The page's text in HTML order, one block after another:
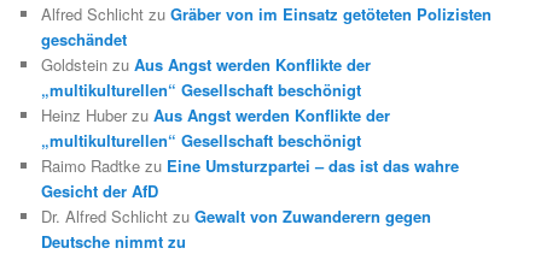
Alfred Schlicht zuGräber von im Einsatz getöteten Polizisten
geschändet
Goldstein zuAus Angst werden Konflikte der
„multikulturellen“ Gesellschaft beschönigt
Heinz Huber zuAus Angst werden Konflikte der
„multikulturellen“ Gesellschaft beschönigt
Raimo Radtke zu Eine Umsturzpartei – das ist das wahre
Gesicht der AfD
Dr. Alfred Schlicht zuGewalt von Zuwanderern gegen
Deutsche nimmt zu